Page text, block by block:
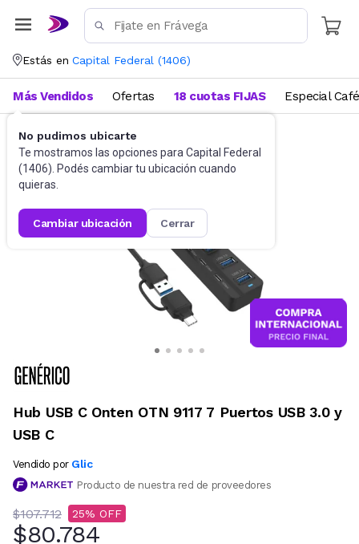
Estás en Capital Federal (1406)
No pudimos ubicarte
Te mostramos las opciones para Capital Federal
(1406). Podés cambiar tu ubicación cuando
quieras.
cambiar ubicación cerrar
Más Vendidos Ofertas 18 cuotas FIJAS Especial Café
Accesorios de Informática
Hub USB C Onten OTN 9117 7 Puertos USB 3.0 y
USB C
Vendido por Glic
Producto de nuestra red de proveedores
$107.712 25
$80.784